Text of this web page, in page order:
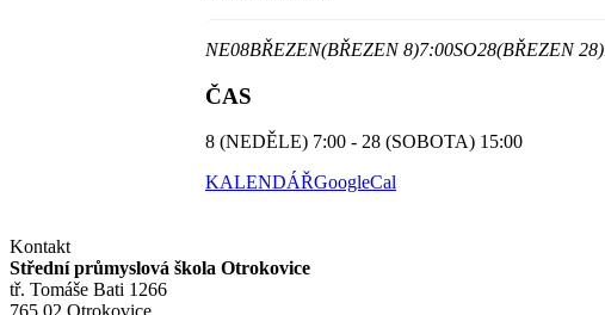
NE08BŘEZEN(BŘEZEN 8)7:00SO28(BŘEZEN 28)
ČAS
8 (NEDĚLE) 7:00 - 28 (SOBOTA) 15:00
KALENDÁŘGoogleCal
Kontakt
Střední průmyslová škola Otrokovice
tř. Tomáše Bati 1266